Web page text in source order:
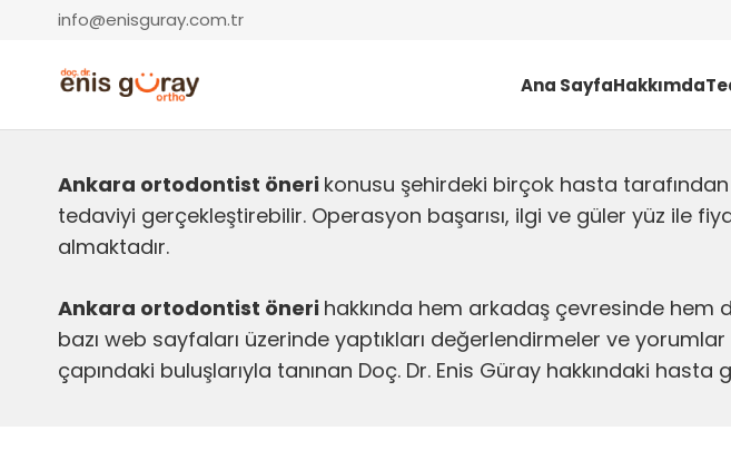
info@enisguray.com.tr
Ana SayfaHakkımda
Ankara ortodontist öneri konusu şehirdeki birçok hasta
tedaviyi gerçekleştirebilir. Operasyon başarısı, ilgi ve güler yüz ile
almaktadır.
Ankara ortodontist öneri hakkında hem arkadaş çevresinde hem
bazı web sayfaları üzerinde yaptıkları değerlendirmeler ve
çapındaki buluşlarıyla tanınan Doç. Dr. Enis Güray hakkındaki